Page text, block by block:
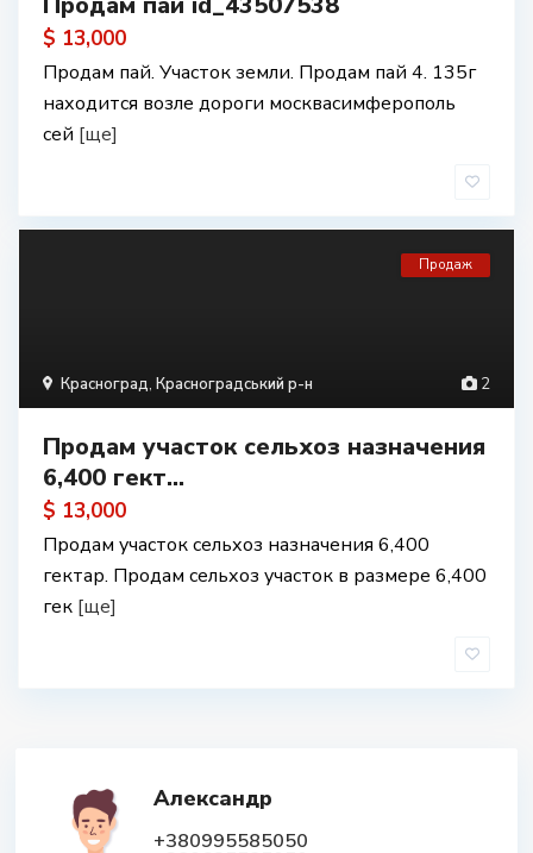
$ 13,000
Продам пай. Участок земли. Продам пай 4. 135г
находится возле дороги москвасимферополь
сей [ще]
2
Красноград, Красноградський р-н
Продаж
Продам участок сельхоз назначения
6,400 гект...
$ 13,000
Продам участок сельхоз назначения 6,400
гектар. Продам сельхоз участок в размере 6,400
гек [ще]
Александр
+380995585050